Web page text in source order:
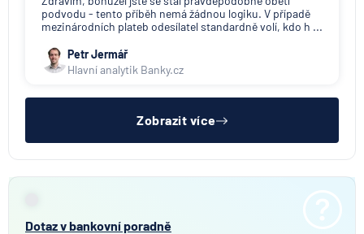
podvodu - tento příběh nemá žádnou logiku. V případě
mezinárodních plateb odesílatel standardně volí, kdo h ...
Petr Jermář
Hlavní analytik Banky.cz
Zobrazit více
Dotaz v bankovní poradně